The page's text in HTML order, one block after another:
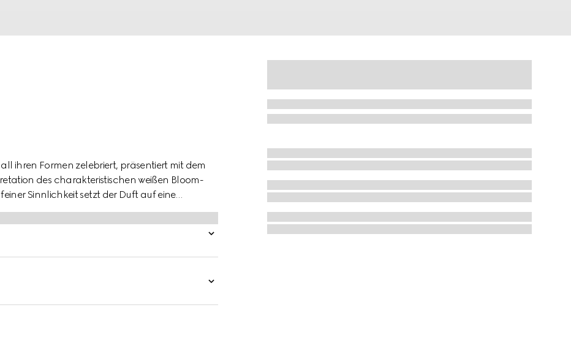
ihren Formen zelebriert, präsentiert mit dem
des charakteristischen weißen Bloom-
Sinnlichkeit setzt der Duft auf eine
Jasmin und Tuberose. Das Herz bildet
in Verbindung mit Vanille, woraus sich eine
Nuancen ergibt, die den reichen Gourmand-